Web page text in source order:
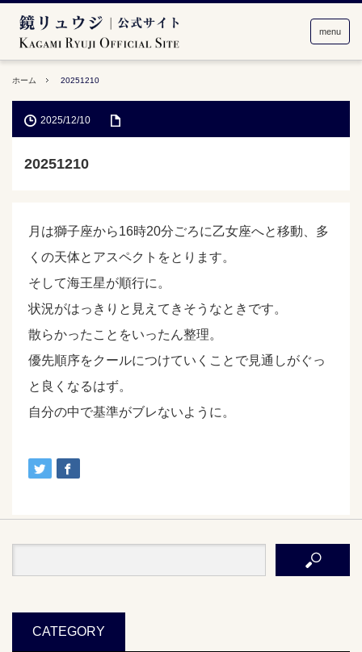
menu
ホーム 20251210
2025/12/10
20251210
月は獅子座から16時20分ごろに乙女座へと移動、多
くの天体とアスペクトをとります。
そして海王星が順行に。
状況がはっきりと見えてきそうなときです。
散らかったことをいったん整理。
優先順序をクールにつけていくことで見通しがぐっ
と良くなるはず。
自分の中で基準がブレないように。
CATEGORY